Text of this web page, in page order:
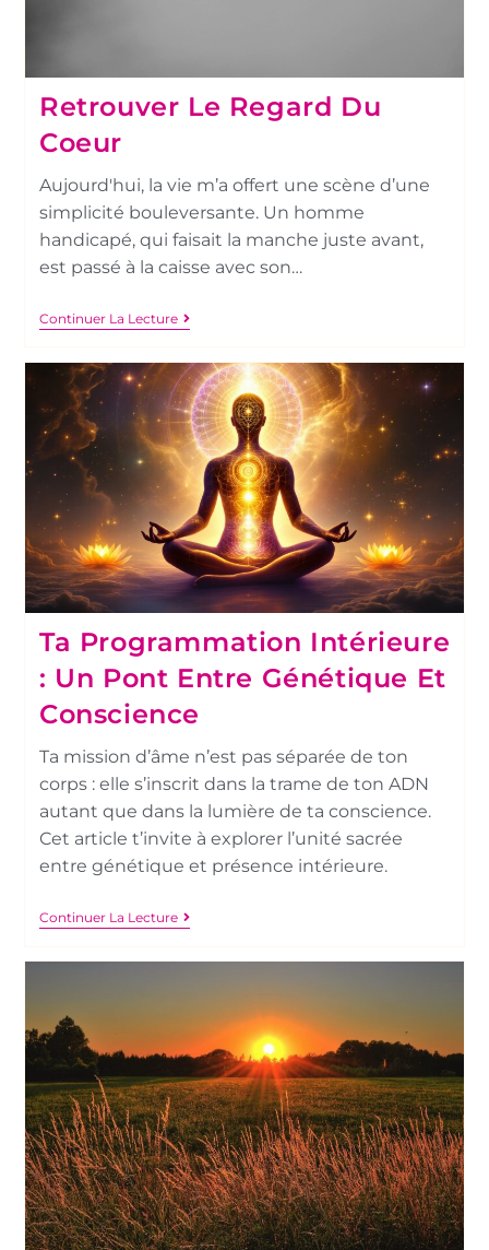
Retrouver Le Regard Du
Coeur
Aujourd'hui, la vie m’a offert une scène d’une
simplicité bouleversante. Un homme
handicapé, qui faisait la manche juste avant,
est passé à la caisse avec son…
Continuer La Lecture
Ta Programmation Intérieure
: Un Pont Entre Génétique Et
Conscience
Ta mission d’âme n’est pas séparée de ton
corps : elle s’inscrit dans la trame de ton ADN
autant que dans la lumière de ta conscience.
Cet article t’invite à explorer l’unité sacrée
entre génétique et présence intérieure.
Continuer La Lecture